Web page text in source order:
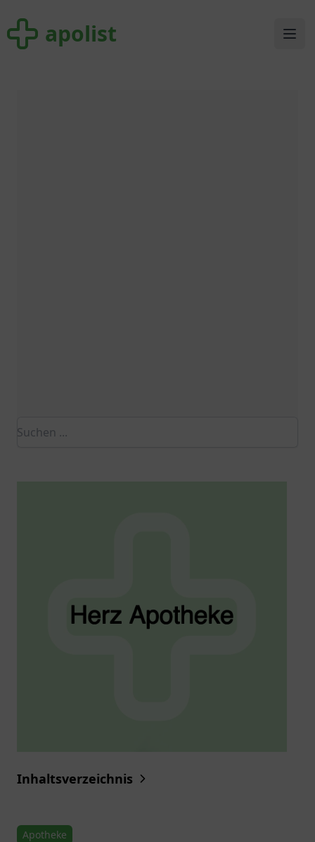
apolist apolist
Inhaltsverzeichnis
Apotheke